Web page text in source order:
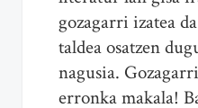
gozagarri izatea
taldea osatzen
nagusia.
erronka makala!